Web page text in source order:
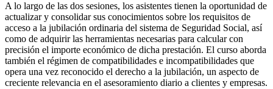
A lo largo de las dos sesiones, los asistentes tienen la oportunidad de
actualizar y consolidar sus conocimientos sobre los requisitos de
acceso a la jubilación ordinaria del sistema de Seguridad Social, así
como de adquirir las herramientas necesarias para calcular con
precisión el importe económico de dicha prestación. El curso aborda
también el régimen de compatibilidades e incompatibilidades que
opera una vez reconocido el derecho a la jubilación, un aspecto de
creciente relevancia en el asesoramiento diario a clientes y empresas.